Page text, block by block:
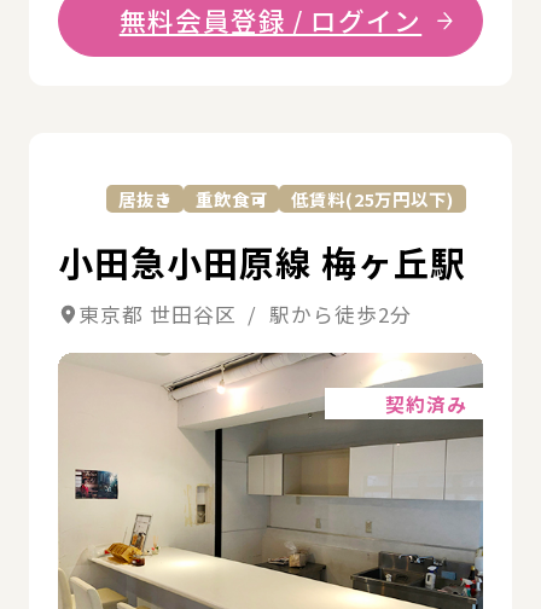
無料会員登録 / ログイン
居抜き 重飲食可 低賃料(25万円以下)
小田急小田原線 梅ヶ丘駅
東京都 世田谷区 / 駅から徒歩2分
契約済み